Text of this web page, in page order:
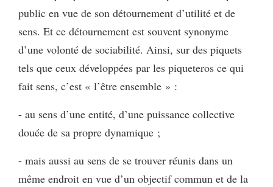
public en vue de son détournement d’utilité et de
sens. Et ce détournement est souvent synonyme
d’une volonté de sociabilité. Ainsi, sur des piquets
tels que ceux développées par les piqueteros ce qui
fait sens, c’est « l’être ensemble » :
- au sens d’une entité, d’une puissance collective
douée de sa propre dynamique ;
- mais aussi au sens de se trouver réunis dans un
même endroit en vue d’un objectif commun et de la